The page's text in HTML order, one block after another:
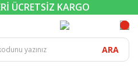
ÜCRETSİZ KARGO
ARA